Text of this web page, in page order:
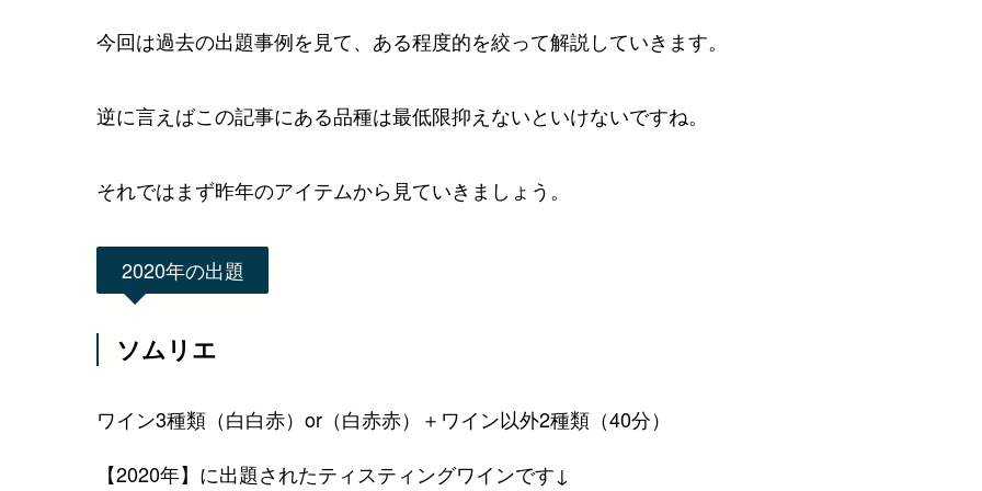
今回は過去の出題事例を見て、ある程度的を絞って解説していきます。
逆に言えばこの記事にある品種は最低限抑えないといけないですね。
それではまず昨年のアイテムから見ていきましょう。
2020年の出題
ソムリエ
ワイン3種類（白白赤）or（白赤赤）＋ワイン以外2種類（40分）
【2020年】に出題されたティスティングワインです↓